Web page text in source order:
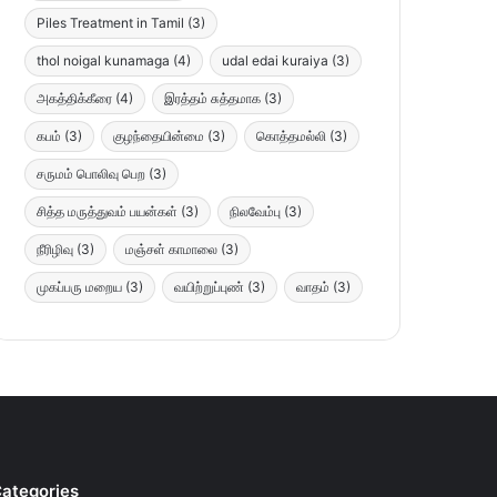
Piles Treatment in Tamil (3)
thol noigal kunamaga (4) udal edai kuraiya (3)
அகத்திக்கீரை (4) இரத்தம் சுத்தமாக (3)
கபம் (3) குழந்தையின்மை (3) கொத்தமல்லி (3)
சருமம் பொலிவு பெற (3)
சித்த மருத்துவம் பயன்கள் (3) நிலவேம்பு (3)
நீரிழிவு (3) மஞ்சள் காமாலை (3)
முகப்பரு மறைய (3) வயிற்றுப்புண் (3) வாதம் (3)